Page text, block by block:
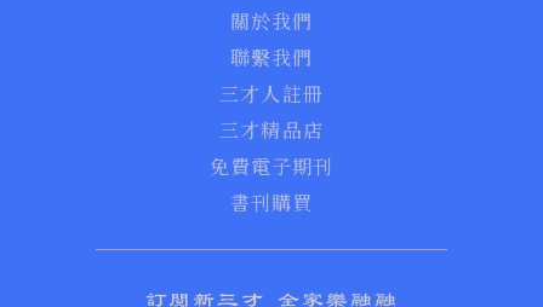
關於我們
聯繫我們
三才人註冊
三才精品店
免費電子期刊
書刊購買
訂閱新三才 全家樂融融